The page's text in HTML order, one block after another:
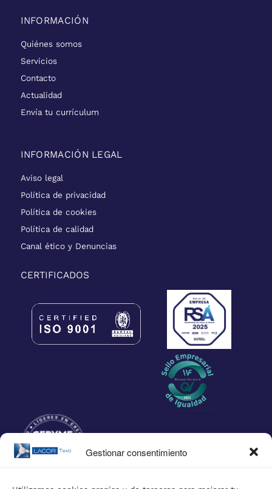
Gestionar consentimiento
INFORMACIÓN
Quiénes somos
Servicios
Contacto
Actualidad
Envía tu currículum
INFORMACIÓN LEGAL
Aviso legal
Política de privacidad
Política de cookies
Política de calidad
Canal ético y Denuncias
CERTIFICADOS